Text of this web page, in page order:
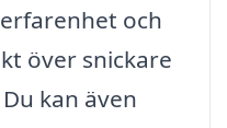
och
över snickare
kan även